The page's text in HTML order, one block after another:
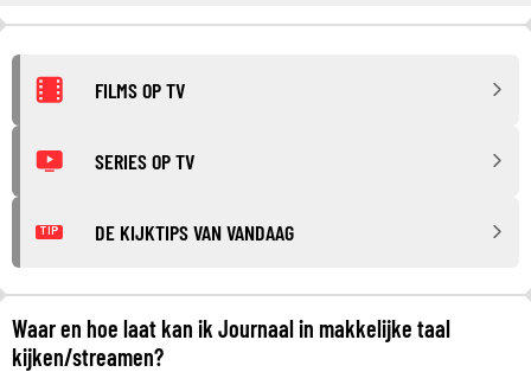
FILMS OP TV
SERIES OP TV
TIP DE KIJKTIPS VAN VANDAAG
Waar en hoe laat kan ik Journaal in makkelijke taal
kijken/streamen?